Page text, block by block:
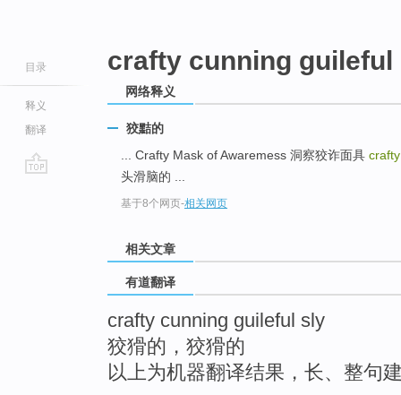
目录
释义
翻译
crafty cunning guileful
网络释义
狡黠的
... Crafty Mask of Awaremess 洞察狡诈面具
头滑脑的 ...
基于8个网页-相关网页
相关文章
有道翻译
crafty cunning guileful sly
狡猾的，狡猾的
以上为机器翻译结果，长、整句